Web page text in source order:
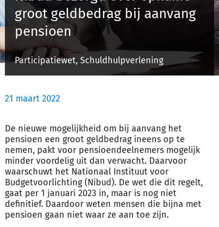
Inloggen
Registreren
groot geldbedrag bij aanvang
pensioen
Participatiewet, Schuldhulpverlening
21 maart 2022
De nieuwe mogelijkheid om bij aanvang het
pensioen een groot geldbedrag ineens op te
nemen, pakt voor pensioendeelnemers mogelijk
minder voordelig uit dan verwacht. Daarvoor
waarschuwt het Nationaal Instituut voor
Budgetvoorlichting (Nibud). De wet die dit regelt,
gaat per 1 januari 2023 in, maar is nog niet
definitief. Daardoor weten mensen die bijna met
pensioen gaan niet waar ze aan toe zijn.